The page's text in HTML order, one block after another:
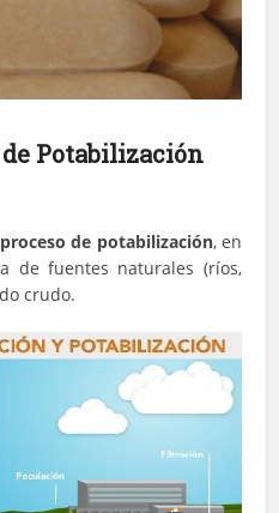
Potabilización
proceso de potabilización, en
de fuentes naturales (ríos,
crudo.